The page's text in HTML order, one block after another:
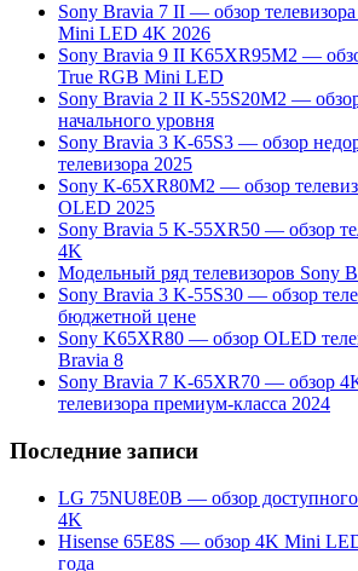
Sony Bravia 7 II — обзор
Mini LED 4K 2026
Sony Bravia 9 II K65XR95M2 —
True RGB Mini LED
Sony Bravia 2 II K-55S20M2 —
начального уровня
Sony Bravia 3 K-65S3 — обзор
телевизора 2025
Sony К-65ХR80М2 — обзор
OLED 2025
Sony Bravia 5 K-55XR50 — обзор
4K
Модельный ряд телевизоров Sony
Sony Bravia 3 K-55S30 — обзор
бюджетной цене
Sony K65XR80 — обзор OLED
Bravia 8
Sony Bravia 7 K-65XR70 — обзор
телевизора премиум-класса 2024
Последние записи
LG 75NU8E0B — обзор доступного
4K
Hisense 65E8S — обзор 4K Mini
года